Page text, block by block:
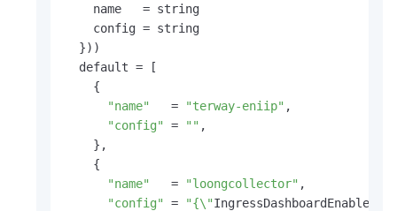
    name   = string
    config = string
  }))
  default = [
    {
"name"
   =
"terway-eniip" ,
"config"
= "" ,
    },
    {
"name"
   =
"loongcollector" ,
"config"
= "{\"IngressDashboardEnabled\